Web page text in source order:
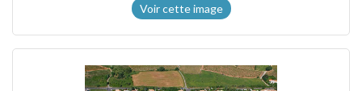
Voir cette image